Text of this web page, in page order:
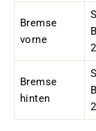
Bremse
vorne
Bremse
hinten